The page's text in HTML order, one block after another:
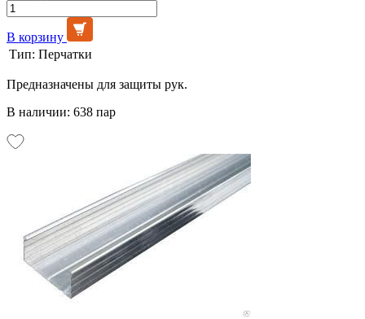
В корзину
Тип: Перчатки
Предназначены для защиты рук.
В наличии: 638 пар